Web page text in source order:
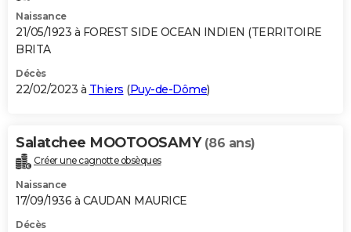
Naissance
21/05/1923 à FOREST SIDE OCEAN INDIEN (TERRITOIRE
BRITA
Décès
22/02/2023 à Thiers (Puy-de-Dôme)
Salatchee MOOTOOSAMY (86 ans)
Créer une cagnotte obsèques
Naissance
17/09/1936 à CAUDAN MAURICE
Décès